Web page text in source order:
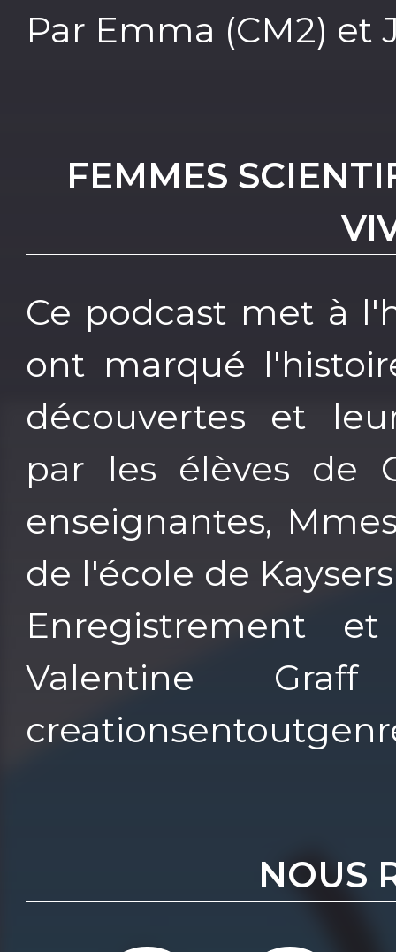
Par Emma (CM2) et
FEMMES
Ce podcast met à
ont marqué
découvertes et
par les élèves de
enseignantes,
de l'école de
Enregistrement
Valentine
NOUS